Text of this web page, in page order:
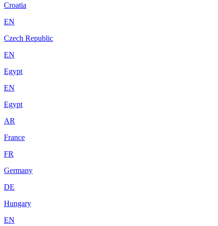
Croatia
EN
Czech Republic
EN
Egypt
EN
Egypt
AR
France
FR
Germany
DE
Hungary
EN